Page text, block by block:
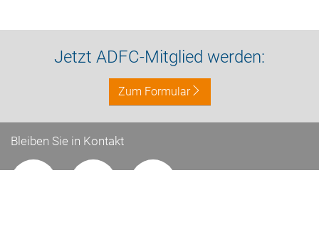
Jetzt ADFC-Mitglied werden:
Zum Formular
Bleiben Sie in Kontakt